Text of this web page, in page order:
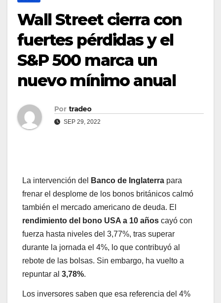
Wall Street cierra con
fuertes pérdidas y el
S&P 500 marca un
nuevo mínimo anual
Por tradeo
SEP 29, 2022
La intervención del Banco de Inglaterra para
frenar el desplome de los bonos británicos calmó
también el mercado americano de deuda. El
rendimiento del bono USA a 10 años cayó con
fuerza hasta niveles del 3,77%, tras superar
durante la jornada el 4%, lo que contribuyó al
rebote de las bolsas. Sin embargo, ha vuelto a
repuntar al 3,78%.
Los inversores saben que esa referencia del 4%